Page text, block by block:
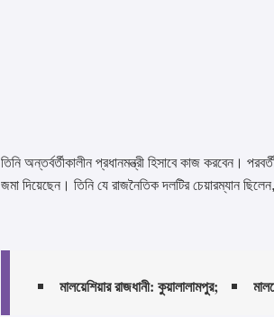
তিনি অন্তর্বর্তীকালীন প্রধানমন্ত্রী হিসাবে কাজ করবেন।
জমা দিয়েছেন। তিনি যে রাজনৈতিক দলটির চেয়ারম্যান
মালয়েশিয়ার রাজধানী: কুয়ালালামপুর;